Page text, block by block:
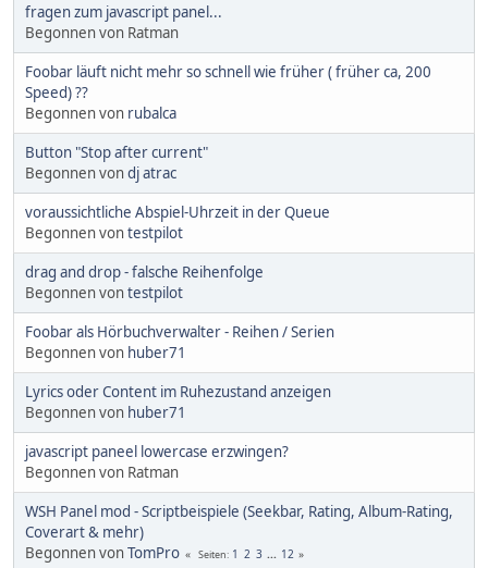
fragen zum javascript panel...
Begonnen von Ratman
Foobar läuft nicht mehr so schnell wie früher ( früher ca, 200
Speed) ??
Begonnen von rubalca
Button "Stop after current"
Begonnen vondj atrac
voraussichtliche Abspiel-Uhrzeit in der Queue
Begonnen vontestpilot
drag and drop - falsche Reihenfolge
Begonnen vontestpilot
Foobar als Hörbuchverwalter - Reihen / Serien
Begonnen von huber71
Lyrics oder Content im Ruhezustand anzeigen
Begonnen von huber71
javascript paneel lowercase erzwingen?
Begonnen von Ratman
WSH Panel mod - Scriptbeispiele (Seekbar, Rating, Album-Rating,
Coverart & mehr)
Begonnen vonTomPro Seiten 1 2 3 ... 12